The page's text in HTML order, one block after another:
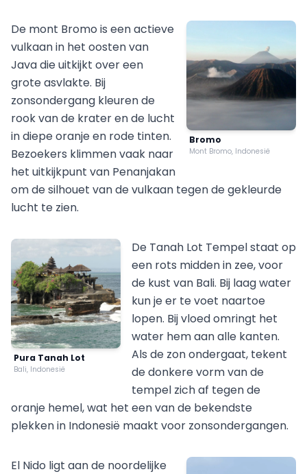
Bromo
Mont Bromo, Indonesië
De mont Bromo is een actieve
vulkaan in het oosten van
Java die uitkijkt over een
grote asvlakte. Bij
zonsondergang kleuren de
rook van de krater en de lucht
in diepe oranje en rode tinten.
Bezoekers klimmen vaak naar
het uitkijkpunt van Penanjakan
om de silhouet van de vulkaan tegen de gekleurde
lucht te zien.
Pura Tanah Lot
Bali, Indonesië
De Tanah Lot Tempel staat op
een rots midden in zee, voor
de kust van Bali. Bij laag water
kun je er te voet naartoe
lopen. Bij vloed omringt het
water hem aan alle kanten.
Als de zon ondergaat, tekent
de donkere vorm van de
tempel zich af tegen de
oranje hemel, wat het een van de bekendste
plekken in Indonesië maakt voor zonsondergangen.
El Nido ligt aan de noordelijke